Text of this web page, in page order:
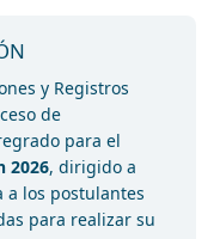
y Registros
de
para el
2026, dirigido a
a los postulantes
para realizar su